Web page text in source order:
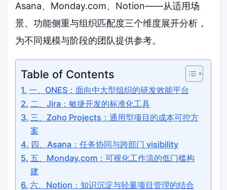
Asana、Monday.com、Notion——从适用场
景、功能侧重与组织匹配度三个维度展开分析，
为不同规模与阶段的团队提供参考。
Table of Contents
一、ONES：面向中大型组织的研发效能平台
二、Jira：敏捷开发的标准化工具
三、Zoho Projects：通用型项目的成本可控方
案
四、Asana：任务协同与跨部门 visibility
五、Monday.com：可视化工作流的低门槛构
建
六、Notion：知识沉淀与轻量项目管理的结合